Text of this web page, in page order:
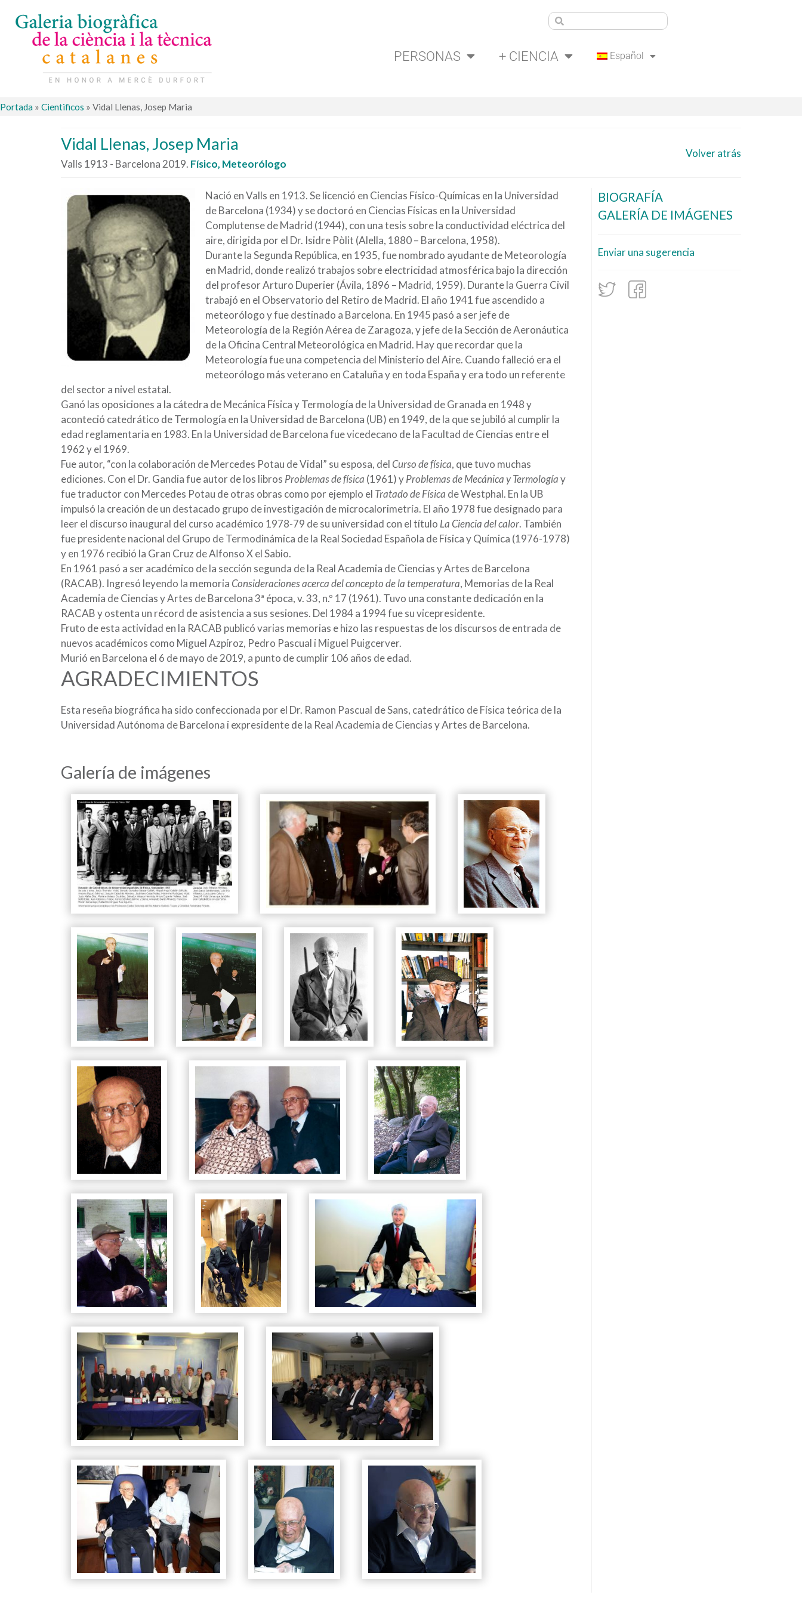
PERSONAS + CIENCIA Español
Portada » Cientificos » Vidal Llenas, Josep Maria
Vidal Llenas, Josep Maria
Valls 1913 - Barcelona 2019. Físico, Meteorólogo
Volver atrás
Nació en Valls en 1913. Se licenció en Ciencias Físico-Químicas en la Universidad
de Barcelona (1934) y se doctoró en Ciencias Físicas en la Universidad
Complutense de Madrid (1944), con una tesis sobre la conductividad eléctrica del
aire, dirigida por el Dr. Isidre Pòlit (Alella, 1880 – Barcelona, 1958).
Durante la Segunda República, en 1935, fue nombrado ayudante de Meteorología
en Madrid, donde realizó trabajos sobre electricidad atmosférica bajo la dirección
del profesor Arturo Duperier (Ávila, 1896 – Madrid, 1959). Durante la Guerra Civil
trabajó en el Observatorio del Retiro de Madrid. El año 1941 fue ascendido a
meteorólogo y fue destinado a Barcelona. En 1945 pasó a ser jefe de
Meteorología de la Región Aérea de Zaragoza, y jefe de la Sección de Aeronáutica
de la Oficina Central Meteorológica en Madrid. Hay que recordar que la
Meteorología fue una competencia del Ministerio del Aire. Cuando falleció era el
meteorólogo más veterano en Cataluña y en toda España y era todo un referente
del sector a nivel estatal.
Ganó las oposiciones a la cátedra de Mecánica Física y Termología de la Universidad de Granada en 1948 y
aconteció catedrático de Termología en la Universidad de Barcelona (UB) en 1949, de la que se jubiló al cumplir la
edad reglamentaria en 1983. En la Universidad de Barcelona fue vicedecano de la Facultad de Ciencias entre el
1962 y el 1969.
Fue autor, “con la colaboración de Mercedes Potau de Vidal” su esposa, del Curso de física, que tuvo muchas
ediciones. Con el Dr. Gandia fue autor de los libros Problemas de física (1961) yProblemas de Mecánica y Termologíay
fue traductor con Mercedes Potau de otras obras como por ejemplo el Tratado de Física de Westphal. En la UB
impulsó la creación de un destacado grupo de investigación de microcalorimetría. El año 1978 fue designado para
leer el discurso inaugural del curso académico 1978-79 de su universidad con el título La Ciencia del calor. También
fue presidente nacional del Grupo de Termodinámica de la Real Sociedad Española de Física y Química (1976-1978)
y en 1976 recibió la Gran Cruz de Alfonso X el Sabio.
En 1961 pasó a ser académico de la sección segunda de la Real Academia de Ciencias y Artes de Barcelona
(RACAB). Ingresó leyendo la memoria Consideraciones acerca del concepto de la temperatura, Memorias de la Real
Academia de Ciencias y Artes de Barcelona 3ª época, v. 33, n.º 17 (1961). Tuvo una constante dedicación en la
RACAB y ostenta un récord de asistencia a sus sesiones. Del 1984 a 1994 fue su vicepresidente.
Fruto de esta actividad en la RACAB publicó varias memorias e hizo las respuestas de los discursos de entrada de
nuevos académicos como Miguel Azpíroz, Pedro Pascual i Miguel Puigcerver.
Murió en Barcelona el 6 de mayo de 2019, a punto de cumplir 106 años de edad.
AGRADECIMIENTOS
Esta reseña biográfica ha sido confeccionada por el Dr. Ramon Pascual de Sans, catedrático de Física teórica de la
Universidad Autónoma de Barcelona i expresidente de la Real Academia de Ciencias y Artes de Barcelona.
Galería de imágenes
BIOGRAFÍA
GALERÍA DE IMÁGENES
Enviar una sugerencia